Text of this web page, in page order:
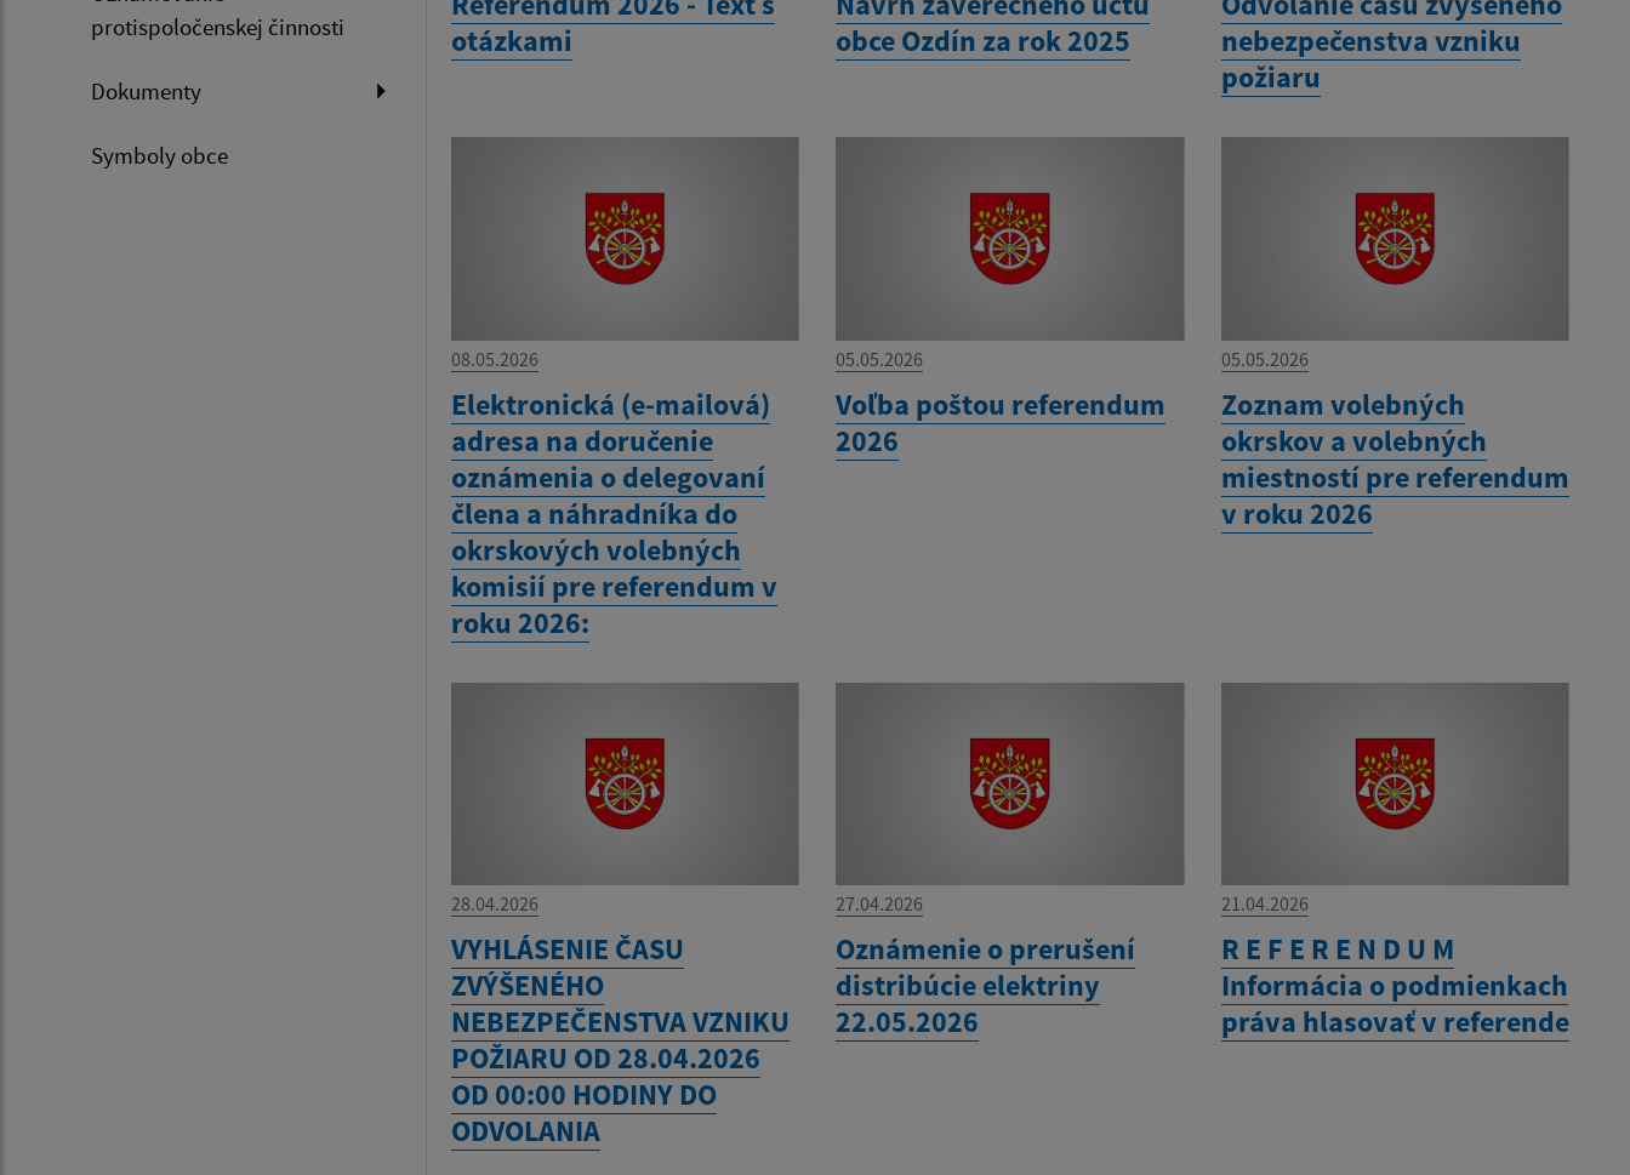
protispoločenskej činnosti
Dokumenty
Symboly obce
otázkami
obce Ozdín za rok 2025
nebezpečenstva vzniku
požiaru
08.05.2026
Elektronická (e-mailová)
adresa na doručenie
oznámenia o delegovaní
člena a náhradníka do
okrskových volebných
komisií pre referendum v
roku 2026:
05.05.2026
Voľba poštou referendum
2026
05.05.2026
Zoznam volebných
okrskov a volebných
miestností pre referendum
v roku 2026
28.04.2026
VYHLÁSENIE ČASU
ZVÝŠENÉHO
NEBEZPEČENSTVA VZNIKU
POŽIARU OD 28.04.2026
OD 00:00 HODINY DO
ODVOLANIA
27.04.2026
Oznámenie o prerušení
distribúcie elektriny
22.05.2026
21.04.2026
R E F E R E N D U M
Informácia o podmienkach
práva hlasovať v referende